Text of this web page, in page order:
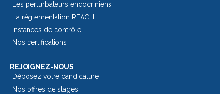
Les perturbateurs endocriniens
La réglementation REACH
Instances de contrôle
Nos certifications
REJOIGNEZ-NOUS
Déposez votre candidature
Nos offres de stages